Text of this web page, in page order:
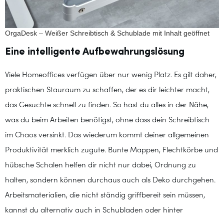
OrgaDesk – Weißer Schreibtisch & Schublade mit Inhalt geöffnet
Eine intelligente Aufbewahrungslösung
Viele Homeoffices verfügen über nur wenig Platz. Es gilt daher,
praktischen Stauraum zu schaffen, der es dir leichter macht,
das Gesuchte schnell zu finden. So hast du alles in der Nähe,
was du beim Arbeiten benötigst, ohne dass dein Schreibtisch
im Chaos versinkt. Das wiederum kommt deiner allgemeinen
Produktivität merklich zugute. Bunte Mappen, Flechtkörbe und
hübsche Schalen helfen dir nicht nur dabei, Ordnung zu
halten, sondern können durchaus auch als Deko durchgehen.
Arbeitsmaterialien, die nicht ständig griffbereit sein müssen,
kannst du alternativ auch in Schubladen oder hinter